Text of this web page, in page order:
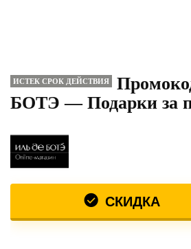
ИСТЕК СРОК ДЕЙСТВИЯ
БОТЭ — Подарки за
СКИДКА